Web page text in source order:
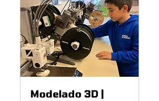
Modelado 3D |